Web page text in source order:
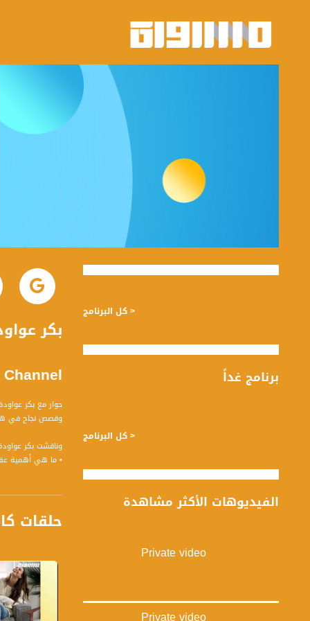
Channel
وقصص نجاح في
وناقشت بكر
• ما هي أهمية
• فُهم من
• لماذا تم
• واضح أنّ هناك
• هل هُناك رؤية
• ما هي النتائج
• ما هي الرسالة
• كباحثون في
حلقات
< كل البرنامج
برنامج غداً
< كل البرنامج
الفيديوهات الأكثر مشاهدة
Private video